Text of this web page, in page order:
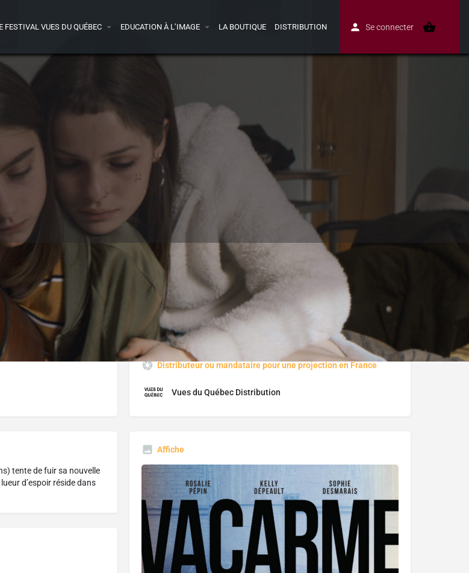
FESTIVAL VUES DU QUÉBEC EDUCATION À L’IMAGE LA BOUTIQUE DISTRIBUTION Se connecter
Bande-annonce Avis
Donnez votre avis Partagez
tente de fuir sa nouvelle
d’espoir réside dans
Distributeur ou mandataire pour une projection en France
Vues du Québec Distribution
Affiche